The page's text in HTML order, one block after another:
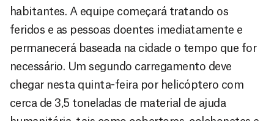
habitantes. A equipe começará tratando os
feridos e as pessoas doentes imediatamente e
permanecerá baseada na cidade o tempo que for
necessário. Um segundo carregamento deve
chegar nesta quinta-feira por helicóptero com
cerca de 3,5 toneladas de material de ajuda